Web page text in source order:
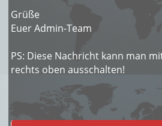
Grüße
Euer Admin-Team
PS: Diese Nachricht kann man
rechts oben ausschalten!